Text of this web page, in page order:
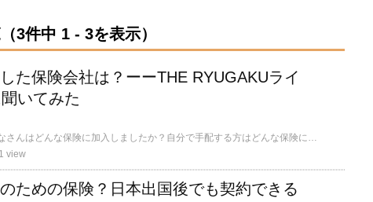
3件中 1 - 3を表示）
た保険会社は？ーーTHE RYUGAKUライ
いてみた
留学へ行く時、みなさんはどんな保険に加入しましたか？自分で手配する方はどんな保険に入ったらいいか迷ってしましますよね。この記事では、THE RYUGAKUライターが実際に加入した保険を紹介していきたいと思います。
view
ための保険？日本出国後でも契約できる